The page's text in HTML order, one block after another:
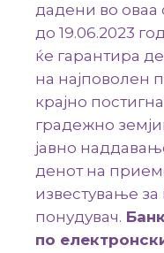
дадени во оваа
до 19.06.2023
ќе гарантира
на најповолен
крајно
градежно
јавно
денот на
известување
понудувач.
по